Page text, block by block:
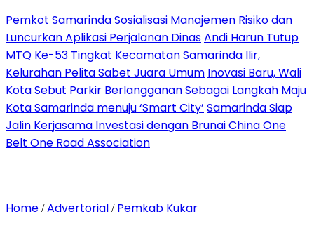
Pemkot Samarinda Sosialisasi Manajemen Risiko dan
Luncurkan Aplikasi Perjalanan DinasAndi Harun Tutup
MTQ Ke-53 Tingkat Kecamatan Samarinda Ilir,
Kelurahan Pelita Sabet Juara Umum Inovasi Baru, Wali
Kota Sebut Parkir Berlangganan Sebagai Langkah Maju
Kota Samarinda menuju ‘Smart City’ Samarinda Siap
Jalin Kerjasama Investasi dengan Brunai China One
Belt One Road Association
Home /Advertorial / Pemkab Kukar